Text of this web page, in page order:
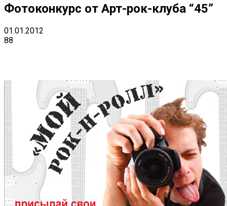
Фотоконкурс от Арт-рок-клуба “45”
01.01.2012
88